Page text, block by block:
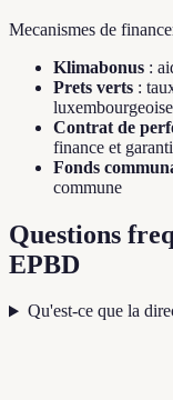
Mecanismes de
Klimabonus :
Prets verts :
Contrat de
finance et
Fonds
commune
Questions
EPBD
Qu'est-ce que la